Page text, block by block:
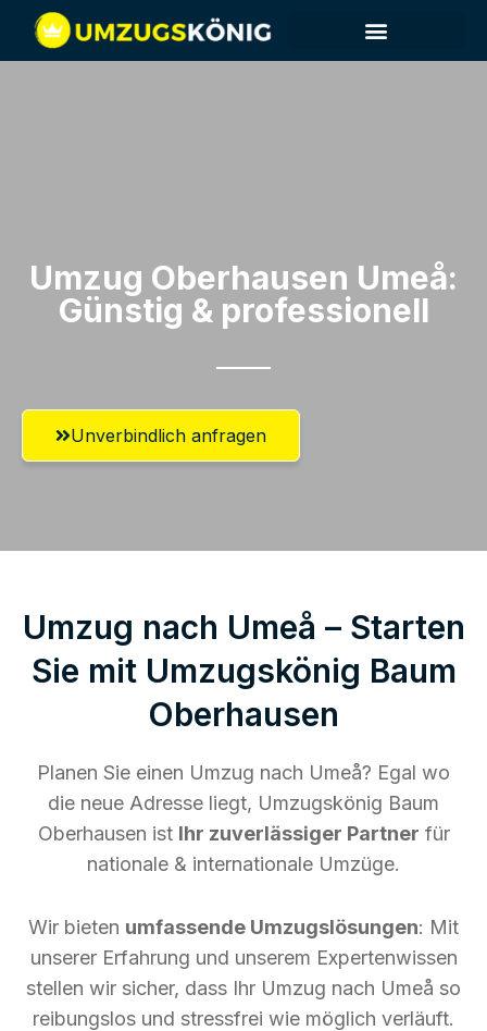
Umzug Oberhausen​ Umeå:
Günstig & professionell​
Unverbindlich anfragen
Umzug nach Umeå – Starten
Sie mit Umzugskönig Baum
Oberhausen
Planen Sie einen Umzug nach Umeå? Egal wo
die neue Adresse liegt, Umzugskönig Baum
Oberhausen ist Ihr zuverlässiger Partner für
nationale & internationale Umzüge.
Wir bieten umfassende Umzugslösungen: Mit
unserer Erfahrung und unserem Expertenwissen
stellen wir sicher, dass Ihr Umzug nach Umeå so
reibungslos und stressfrei wie möglich verläuft.